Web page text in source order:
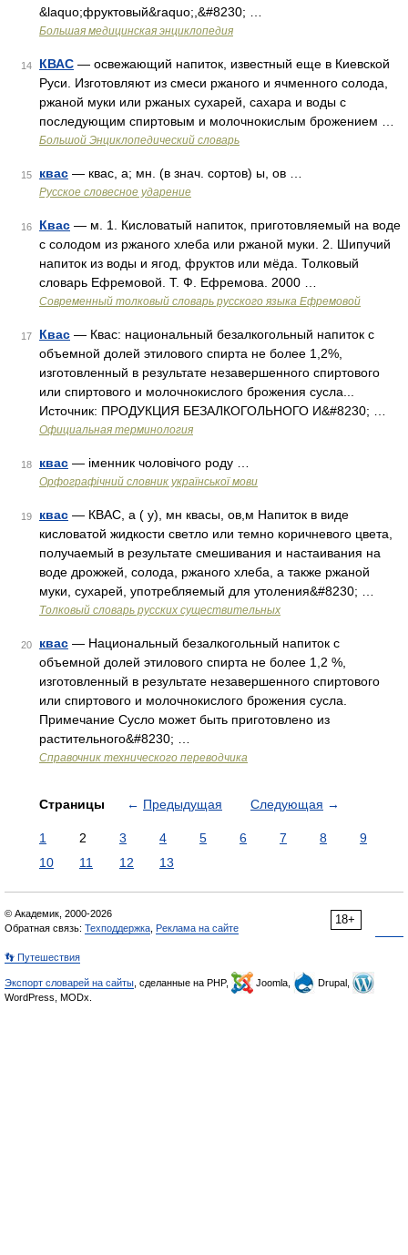
&laquo;фруктовый&raquo;,&#8230; …
Большая медицинская энциклопедия
14 КВАС — освежающий напиток, известный еще в Киевской
Руси. Изготовляют из смеси ржаного и ячменного солода,
ржаной муки или ржаных сухарей, сахара и воды с
последующим спиртовым и молочнокислым брожением …
Большой Энциклопедический словарь
15 квас — квас, а; мн. (в знач. сортов) ы, ов …
Русское словесное ударение
16 Квас — м. 1. Кисловатый напиток, приготовляемый на воде
с солодом из ржаного хлеба или ржаной муки. 2. Шипучий
напиток из воды и ягод, фруктов или мёда. Толковый
словарь Ефремовой. Т. Ф. Ефремова. 2000 …
Современный толковый словарь русского языка Ефремовой
17 Квас — Квас: национальный безалкогольный напиток с
объемной долей этилового спирта не более 1,2%,
изготовленный в результате незавершенного спиртового
или спиртового и молочнокислого брожения сусла...
Источник: ПРОДУКЦИЯ БЕЗАЛКОГОЛЬНОГО И&#8230; …
Официальная терминология
18 квас — іменник чоловічого роду …
Орфографічний словник української мови
19 квас — КВАС, а ( у), мн квасы, ов,м Напиток в виде
кисловатой жидкости светло или темно коричневого цвета,
получаемый в результате смешивания и настаивания на
воде дрожжей, солода, ржаного хлеба, а также ржаной
муки, сухарей, употребляемый для утоления&#8230; …
Толковый словарь русских существительных
20 квас — Национальный безалкогольный напиток с
объемной долей этилового спирта не более 1,2 %,
изготовленный в результате незавершенного спиртового
или спиртового и молочнокислого брожения сусла.
Примечание Сусло может быть приготовлено из
растительного&#8230; …
Справочник технического переводчика
Страницы ← Предыдущая Следующая →
1 2 3 4 5 6 7 8
9
10
11 12 13
18+
© Академик, 2000-2026
Обратная связь: Техподдержка Реклама на сайте
👣 Путешествия
Экспорт словарей на сайты , сделанные на PHP, Joomla,
Drupal,
WordPress, MODx.